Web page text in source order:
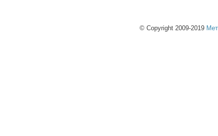
© Copyright 2009-2019